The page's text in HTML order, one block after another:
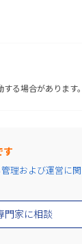
る場合があります。
す
門家に相談
理および運営に